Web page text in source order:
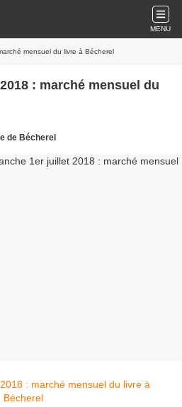
MENU
mensuel du livre à Bécherel
: marché mensuel du
de Bécherel